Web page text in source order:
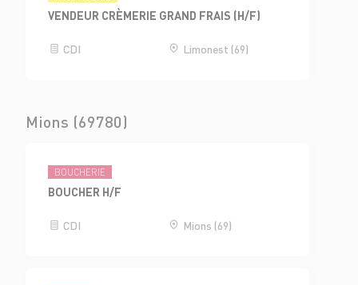
VENDEUR CRÈMERIE GRAND FRAIS (H/F)
CDI Limonest (69)
Mions (69780)
BOUCHERIE
BOUCHER H/F
CDI Mions (69)